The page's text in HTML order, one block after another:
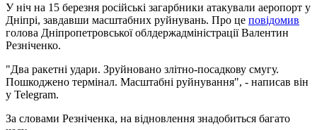
У ніч на 15 березня російські загарбники атакували аеропорт у
Дніпрі, завдавши масштабних руйнувань. Про це повідомив
голова Дніпропетровської облдержадміністрації Валентин
Резніченко.
"Два ракетні удари. Зруйновано злітно-посадкову смугу.
Пошкоджено термінал. Масштабні руйнування", - написав він
у Telegram.
За словами Резніченка, на відновлення знадобиться багато